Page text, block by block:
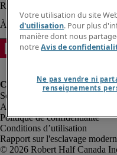
Alerte à la fraude
Politique de confidentialité
Conditions d’utilisation
Rapport sur l'esclavage
Robert Half Canada
Votre utilisation du site
d'utilisation. Pour plus
manière dont nous
notreAvis de
Ne pas vendre ni
renseignements